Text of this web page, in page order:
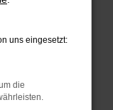
in
uns eingesetzt:
die